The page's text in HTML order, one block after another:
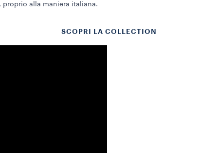
proprio alla maniera italiana.
SCOPRI LA COLLECTION